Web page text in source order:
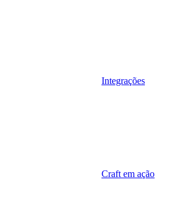
Integrações
Craft em ação